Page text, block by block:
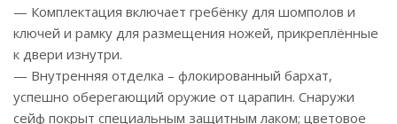
— Комплектация включает гребёнку для шомполов и
ключей и рамку для размещения ножей, прикреплённые
к двери изнутри.
— Внутренняя отделка – флокированный бархат,
успешно оберегающий оружие от царапин. Снаружи
сейф покрыт специальным защитным лаком; цветовое